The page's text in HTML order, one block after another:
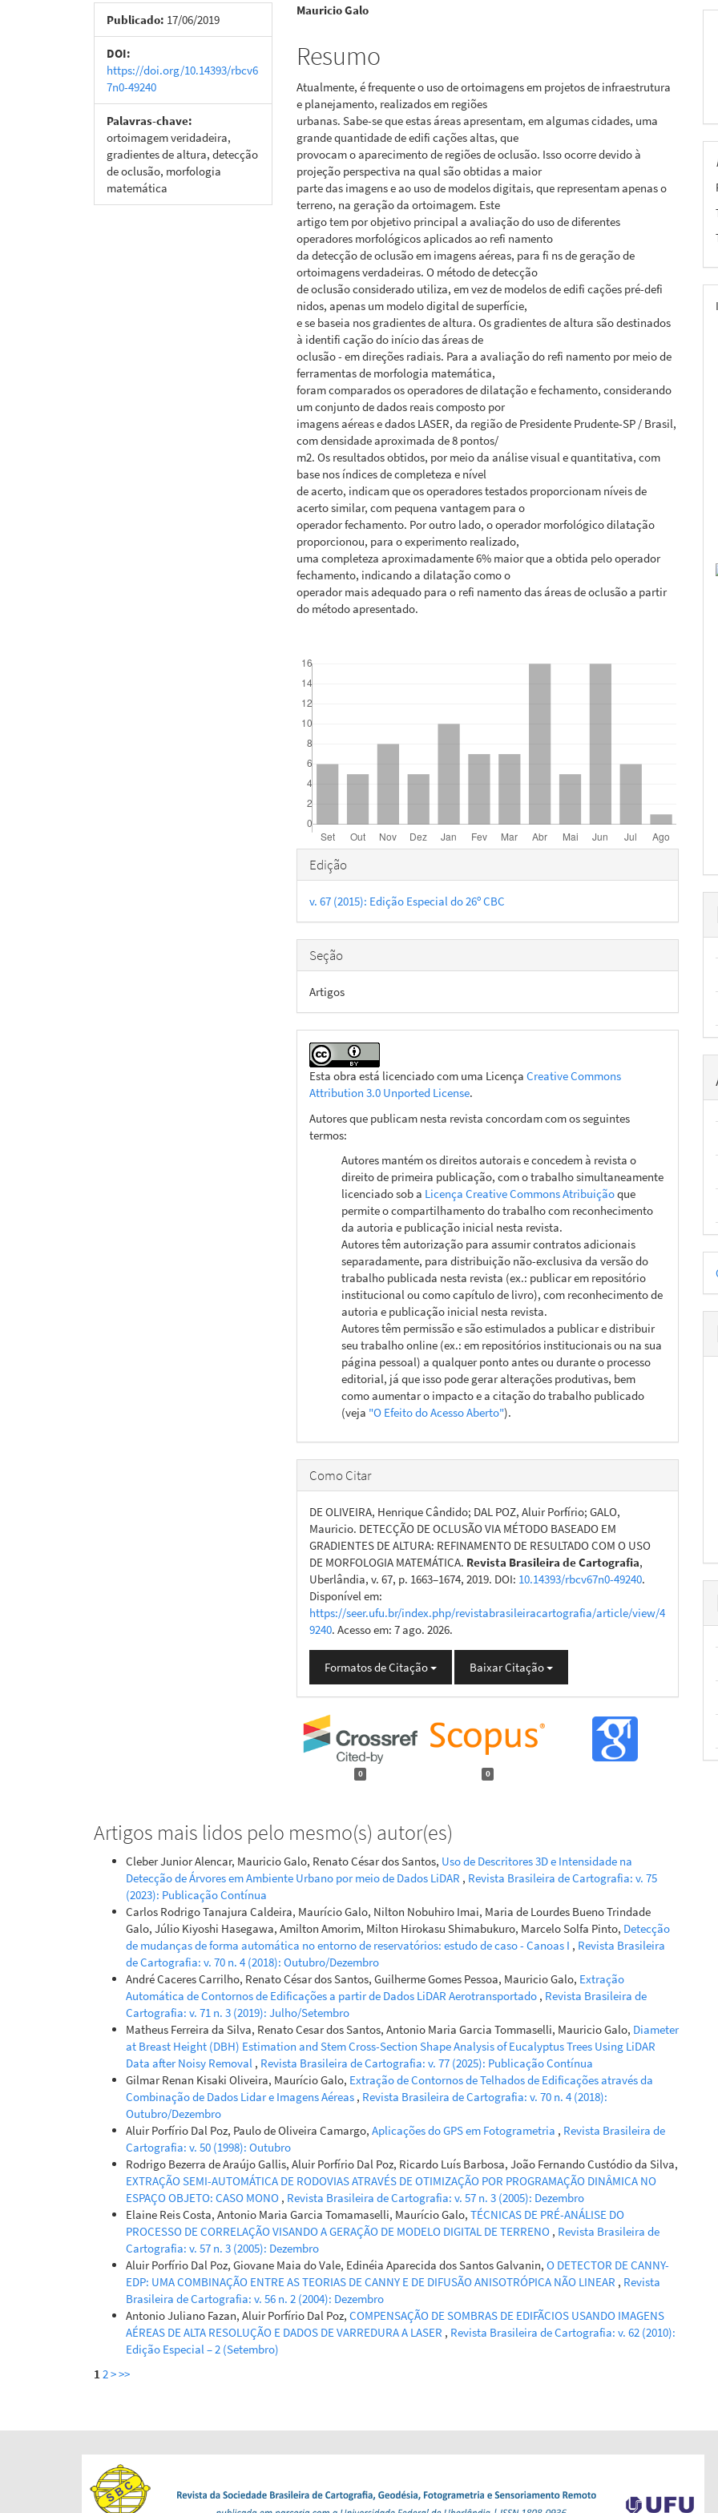
de
artigos
Publicado: 17/06/2019
DOI:
https://doi.org/10.14393/rbcv6
7n0-49240
Palavras-chave:
ortoimagem veridadeira,
gradientes de altura, detecção
de oclusão, morfologia
matemática
artigo
principal
Mauricio Galo
Resumo
Atualmente, é frequente o uso de ortoimagens em projetos de infraestrutura
e planejamento, realizados em regiões
urbanas. Sabe-se que estas áreas apresentam, em algumas cidades, uma
grande quantidade de edifi cações altas, que
provocam o aparecimento de regiões de oclusão. Isso ocorre devido à
projeção perspectiva na qual são obtidas a maior
parte das imagens e ao uso de modelos digitais, que representam apenas o
terreno, na geração da ortoimagem. Este
artigo tem por objetivo principal a avaliação do uso de diferentes
operadores morfológicos aplicados ao refi namento
da detecção de oclusão em imagens aéreas, para fi ns de geração de
ortoimagens verdadeiras. O método de detecção
de oclusão considerado utiliza, em vez de modelos de edifi cações pré-defi
nidos, apenas um modelo digital de superfície,
e se baseia nos gradientes de altura. Os gradientes de altura são destinados
à identifi cação do início das áreas de
oclusão - em direções radiais. Para a avaliação do refi namento por meio de
ferramentas de morfologia matemática,
foram comparados os operadores de dilatação e fechamento, considerando
um conjunto de dados reais composto por
imagens aéreas e dados LASER, da região de Presidente Prudente-SP / Brasil,
com densidade aproximada de 8 pontos/
m2. Os resultados obtidos, por meio da análise visual e quantitativa, com
base nos índices de completeza e nível
de acerto, indicam que os operadores testados proporcionam níveis de
acerto similar, com pequena vantagem para o
operador fechamento. Por outro lado, o operador morfológico dilatação
proporcionou, para o experimento realizado,
uma completeza aproximadamente 6% maior que a obtida pelo operador
fechamento, indicando a dilatação como o
operador mais adequado para o refi namento das áreas de oclusão a partir
do método apresentado.
Detalhes
do
artigo
Edição
v. 67 (2015): Edição Especial do 26º CBC
Seção
Artigos
Esta obra está licenciado com uma LicençaCreative Commons
Attribution 3.0 Unported License.
Autores que publicam nesta revista concordam com os seguintes
termos:
Autores mantém os direitos autorais e concedem à revista o
direito de primeira publicação, com o trabalho simultaneamente
licenciado sob a Licença Creative Commons Atribuiçãoque
permite o compartilhamento do trabalho com reconhecimento
da autoria e publicação inicial nesta revista.
Autores têm autorização para assumir contratos adicionais
separadamente, para distribuição não-exclusiva da versão do
trabalho publicada nesta revista (ex.: publicar em repositório
institucional ou como capítulo de livro), com reconhecimento de
autoria e publicação inicial nesta revista.
Autores têm permissão e são estimulados a publicar e distribuir
seu trabalho online (ex.: em repositórios institucionais ou na sua
página pessoal) a qualquer ponto antes ou durante o processo
editorial, já que isso pode gerar alterações produtivas, bem
como aumentar o impacto e a citação do trabalho publicado
(veja "O Efeito do Acesso Aberto").
Como Citar
DE OLIVEIRA, Henrique Cândido; DAL POZ, Aluir Porfírio; GALO,
Mauricio. DETECÇÃO DE OCLUSÃO VIA MÉTODO BASEADO EM
GRADIENTES DE ALTURA: REFINAMENTO DE RESULTADO COM O USO
DE MORFOLOGIA MATEMÁTICA. Revista Brasileira de Cartografia,
Uberlândia, v. 67, p. 1663–1674, 2019. DOI: 10.14393/rbcv67n0-49240.
Disponível em:
https://seer.ufu.br/index.php/revistabrasileiracartografia/article/view/4
9240. Acesso em: 7 ago. 2026.
Formatos de Citação Baixar Citação
0 0
Artigos mais lidos pelo mesmo(s) autor(es)
Cleber Junior Alencar, Mauricio Galo, Renato César dos Santos, Uso de Descritores 3D e Intensidade na
Detecção de Árvores em Ambiente Urbano por meio de Dados LiDAR , Revista Brasileira de Cartografia: v. 75
(2023): Publicação Contínua
Carlos Rodrigo Tanajura Caldeira, Maurício Galo, Nilton Nobuhiro Imai, Maria de Lourdes Bueno Trindade
Galo, Júlio Kiyoshi Hasegawa, Amilton Amorim, Milton Hirokasu Shimabukuro, Marcelo Solfa Pinto, Detecção
de mudanças de forma automática no entorno de reservatórios: estudo de caso - Canoas I , Revista Brasileira
de Cartografia: v. 70 n. 4 (2018): Outubro/Dezembro
André Caceres Carrilho, Renato César dos Santos, Guilherme Gomes Pessoa, Mauricio Galo, Extração
Automática de Contornos de Edificações a partir de Dados LiDAR Aerotransportado , Revista Brasileira de
Cartografia: v. 71 n. 3 (2019): Julho/Setembro
Matheus Ferreira da Silva, Renato Cesar dos Santos, Antonio Maria Garcia Tommaselli, Mauricio Galo, Diameter
at Breast Height (DBH) Estimation and Stem Cross-Section Shape Analysis of Eucalyptus Trees Using LiDAR
Data after Noisy Removal , Revista Brasileira de Cartografia: v. 77 (2025): Publicação Contínua
Gilmar Renan Kisaki Oliveira, Maurício Galo, Extração de Contornos de Telhados de Edificações através da
Combinação de Dados Lidar e Imagens Aéreas , Revista Brasileira de Cartografia: v. 70 n. 4 (2018):
Outubro/Dezembro
Aluir Porfírio Dal Poz, Paulo de Oliveira Camargo, Aplicações do GPS em Fotogrametria , Revista Brasileira de
Cartografia: v. 50 (1998): Outubro
Rodrigo Bezerra de Araújo Gallis, Aluir Porfírio Dal Poz, Ricardo Luís Barbosa, João Fernando Custódio da Silva,
EXTRAÇÃO SEMI-AUTOMÁTICA DE RODOVIAS ATRAVÉS DE OTIMIZAÇÃO POR PROGRAMAÇÃO DINÂMICA NO
ESPAÇO OBJETO: CASO MONO , Revista Brasileira de Cartografia: v. 57 n. 3 (2005): Dezembro
Elaine Reis Costa, Antonio Maria Garcia Tomamaselli, Maurício Galo, TÉCNICAS DE PRÉ-ANÁLISE DO
PROCESSO DE CORRELAÇÃO VISANDO A GERAÇÃO DE MODELO DIGITAL DE TERRENO , Revista Brasileira de
Cartografia: v. 57 n. 3 (2005): Dezembro
Aluir Porfírio Dal Poz, Giovane Maia do Vale, Edinéia Aparecida dos Santos Galvanin, O DETECTOR DE CANNY-
EDP: UMA COMBINAÇÃO ENTRE AS TEORIAS DE CANNY E DE DIFUSÃO ANISOTRÓPICA NÃO LINEAR , Revista
Brasileira de Cartografia: v. 56 n. 2 (2004): Dezembro
Antonio Juliano Fazan, Aluir Porfírio Dal Poz, COMPENSAÇÃO DE SOMBRAS DE EDIFÃCIOS USANDO IMAGENS
AÉREAS DE ALTA RESOLUÇÃO E DADOS DE VARREDURA A LASER , Revista Brasileira de Cartografia: v. 62 (2010):
Edição Especial – 2 (Setembro)
1 2>>>